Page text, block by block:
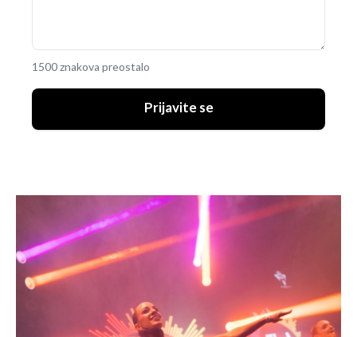
1500 znakova preostalo
Prijavite se